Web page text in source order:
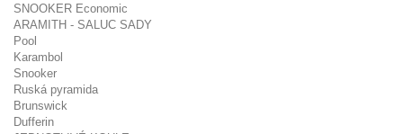
SNOOKER Economic
ARAMITH - SALUC SADY
Pool
Karambol
Snooker
Ruská pyramida
Brunswick
Dufferin